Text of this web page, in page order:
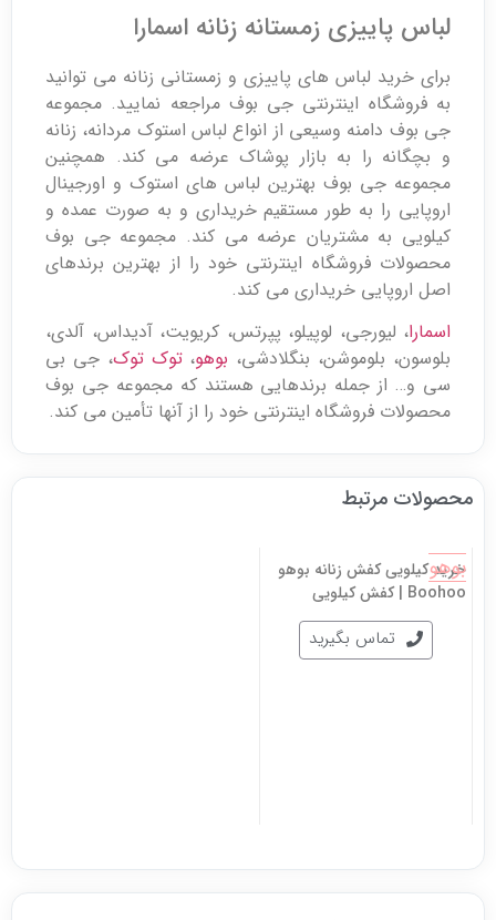
لباس پاییزی زمستانه زنانه اسمارا
برای خرید لباس های پاییزی و زمستانی زنانه می توانید
به فروشگاه اینترنتی جی بوف مراجعه نمایید. مجموعه
جی بوف دامنه وسیعی از انواع لباس استوک مردانه، زنانه
و بچگانه را به بازار پوشاک عرضه می کند. همچنین
مجموعه جی بوف بهترین لباس های استوک و اورجینال
اروپایی را به طور مستقیم خریداری و به صورت عمده و
کیلویی به مشتریان عرضه می کند. مجموعه جی بوف
محصولات فروشگاه اینترنتی خود را از بهترین برندهای
اصل اروپایی خریداری می کند.
اسمارا، لیورجی، لوپیلو، پپرتس، کریویت، آدیداس، آلدی،
بلوسون، بلوموشن، بنگلادشی، بوهو،توک توک، جی بی
سی و… از جمله برندهایی هستند که مجموعه جی بوف
محصولات فروشگاه اینترنتی خود را از آنها تأمین می کند.
محصولات مرتبط
خرید کیلویی کفش زنانه بوهو
Boohoo | کفش کیلویی
بوهو
تماس بگیرید